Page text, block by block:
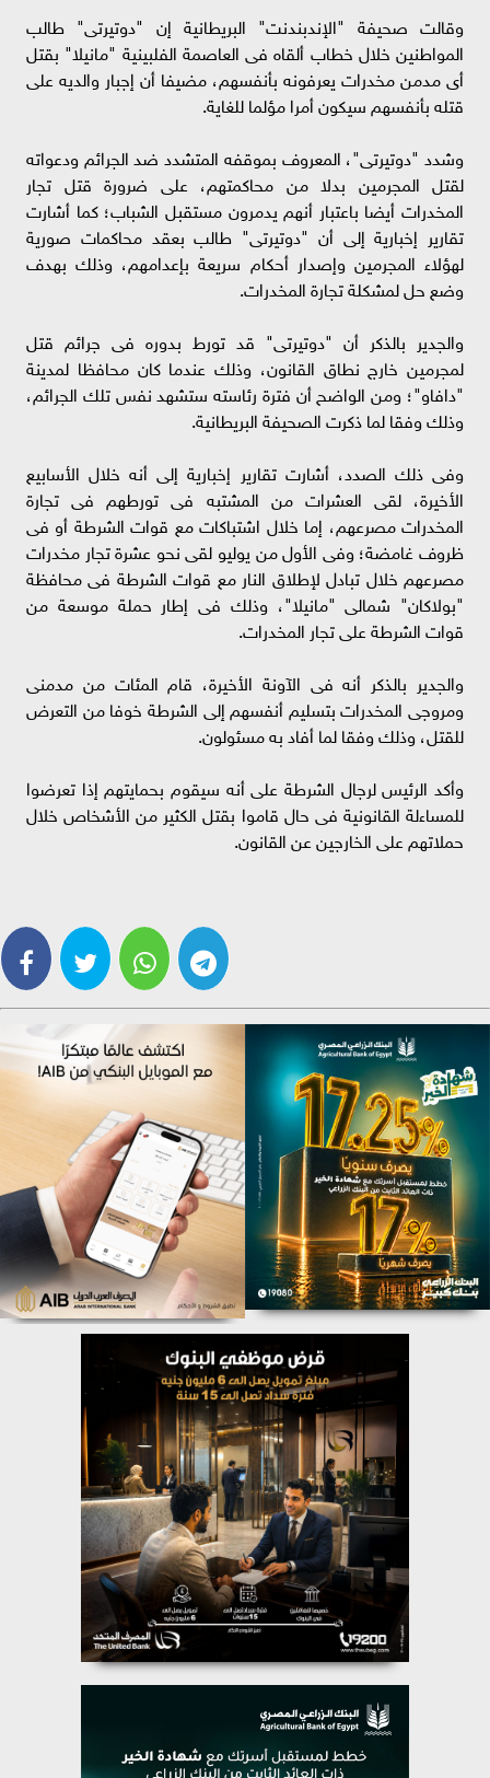
وقالت صحيفة "الإندبندنت" البريطانية إن "دوتيرتى" طالب
المواطنين خلال خطاب ألقاه فى العاصمة الفلبينية "مانيلا" بقتل
أى مدمن مخدرات يعرفونه بأنفسهم، مضيفا أن إجبار والديه على
قتله بأنفسهم سيكون أمرا مؤلما للغاية.
وشدد "دوتيرتى"، المعروف بموقفه المتشدد ضد الجرائم ودعواته
لقتل المجرمين بدلا من محاكمتهم، على ضرورة قتل تجار
المخدرات أيضا باعتبار أنهم يدمرون مستقبل الشباب؛ كما أشارت
تقارير إخبارية إلى أن "دوتيرتى" طالب بعقد محاكمات صورية
لهؤلاء المجرمين وإصدار أحكام سريعة بإعدامهم، وذلك بهدف
وضع حل لمشكلة تجارة المخدرات.
والجدير بالذكر أن "دوتيرتى" قد تورط بدوره فى جرائم قتل
لمجرمين خارج نطاق القانون، وذلك عندما كان محافظا لمدينة
"دافاو"؛ ومن الواضح أن فترة رئاسته ستشهد نفس تلك الجرائم،
وذلك وفقا لما ذكرت الصحيفة البريطانية.
وفى ذلك الصدد، أشارت تقارير إخبارية إلى أنه خلال الأسابيع
الأخيرة، لقى العشرات من المشتبه فى تورطهم فى تجارة
المخدرات مصرعهم، إما خلال اشتباكات مع قوات الشرطة أو فى
ظروف غامضة؛ وفى الأول من يوليو لقى نحو عشرة تجار مخدرات
مصرعهم خلال تبادل لإطلاق النار مع قوات الشرطة فى محافظة
"بولاكان" شمالى "مانيلا"، وذلك فى إطار حملة موسعة من
قوات الشرطة على تجار المخدرات.
والجدير بالذكر أنه فى الآونة الأخيرة، قام المئات من مدمنى
ومروجى المخدرات بتسليم أنفسهم إلى الشرطة خوفا من التعرض
للقتل، وذلك وفقا لما أفاد به مسئولون.
وأكد الرئيس لرجال الشرطة على أنه سيقوم بحمايتهم إذا تعرضوا
للمساءلة القانونية فى حال قاموا بقتل الكثير من الأشخاص خلال
حملاتهم على الخارجين عن القانون.